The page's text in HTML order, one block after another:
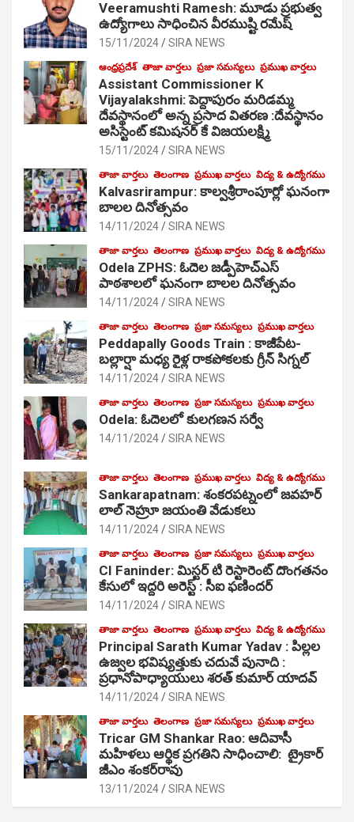
Veeramushti Ramesh: మూడు ప్రభుత్వ
ఉద్యోగాలు సాధించిన వీరముష్టి రమేష్
15/11/2024 SIRA NEWS
ఆంధ్రప్రదేశ్ తాజా వార్తలు ప్రజా సమస్యలు ప్రముఖ వార్తలు
Assistant Commissioner K
Vijayalakshmi: పెద్దాపురం మరిడమ్మ
దేవస్థానంలో అన్న ప్రసాద వితరణ :దేవస్థానం
అసిస్టెంట్ కమిషనర్ కే విజయలక్ష్మి
15/11/2024 SIRA NEWS
తాజా వార్తలు తెలంగాణ ప్రముఖ వార్తలు విద్య & ఉద్యోగము
Kalvasrirampur: కాల్వశ్రీరాంపూర్లో ఘనంగా
బాలల దినోత్సవం
14/11/2024 SIRA NEWS
తాజా వార్తలు తెలంగాణ ప్రముఖ వార్తలు విద్య & ఉద్యోగము
Odela ZPHS: ఓదెల జ‌డ్పీహెచ్ఎస్
పాఠ‌శాల‌లో ఘనంగా బాలల దినోత్సవం
14/11/2024 SIRA NEWS
తాజా వార్తలు తెలంగాణ ప్రజా సమస్యలు ప్రముఖ వార్తలు
Peddapally Goods Train : కాజీపేట-
బల్లార్షా మధ్య రైళ్ల రాకపోకలకు గ్రీన్ సిగ్నల్
14/11/2024 SIRA NEWS
తాజా వార్తలు తెలంగాణ ప్రజా సమస్యలు ప్రముఖ వార్తలు
Odela: ఓదెలలో కులగణన సర్వే
14/11/2024 SIRA NEWS
తాజా వార్తలు తెలంగాణ ప్రముఖ వార్తలు విద్య & ఉద్యోగము
Sankarapatnam: శంకరపట్నంలో జవహర్
లాల్ నెహ్రూ జయంతి వేడుకలు
14/11/2024 SIRA NEWS
తాజా వార్తలు తెలంగాణ ప్రజా సమస్యలు ప్రముఖ వార్తలు
CI Faninder: మిస్టర్ టి రెస్టారెంట్ దొంగతనం
కేసులో ఇద్దరి అరెస్ట్ : సీఐ ఫణిందర్
14/11/2024 SIRA NEWS
తాజా వార్తలు తెలంగాణ ప్రముఖ వార్తలు విద్య & ఉద్యోగము
Principal Sarath Kumar Yadav : పిల్లల
ఉజ్వల భవిష్యత్తుకు చదువే పునాది :
ప్రధానోపాధ్యాయులు శరత్ కుమార్ యాదవ్
14/11/2024 SIRA NEWS
తాజా వార్తలు తెలంగాణ ప్రజా సమస్యలు ప్రముఖ వార్తలు
Tricar GM Shankar Rao: ఆదివాసీ
మహిళలు ఆర్థిక ప్రగతిని సాధించాలి: ట్రైకార్
జీఎం శంకర్‌రావు
13/11/2024 SIRA NEWS